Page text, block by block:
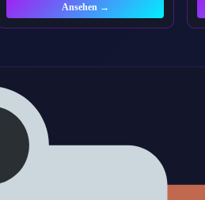
Ansehen →